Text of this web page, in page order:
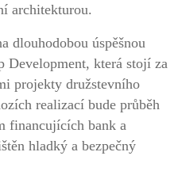
architekturou.
dlouhodobou úspěšnou
Development, která stojí za
projekty družstevního
realizací bude průběh
financujících bank a
hladký a bezpečný